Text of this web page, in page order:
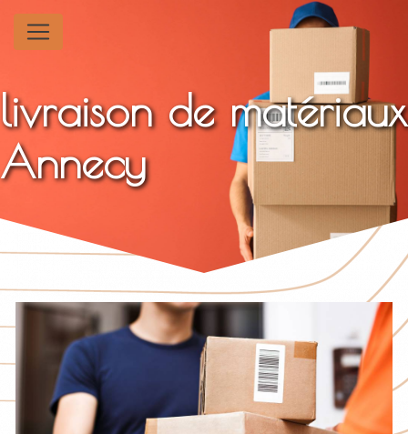
livraison de matériaux
Annecy
Panneau de gestion des cookies